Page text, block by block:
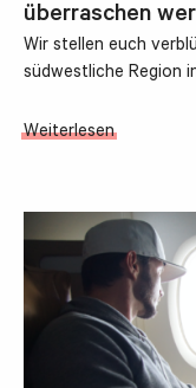
überraschen
Wir stellen euch
südwestliche Region
Weiterlesen